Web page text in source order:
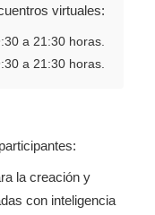
virtuales:
a 21:30 horas.
a 21:30 horas.
la creación y
con inteligencia